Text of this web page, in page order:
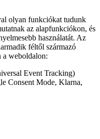
olyan funkciókat tudunk
az alapfunkciókon, és
használatát. Az
féltől származó
a weboldalon:
Event Tracking)
Consent Mode, Klarna,